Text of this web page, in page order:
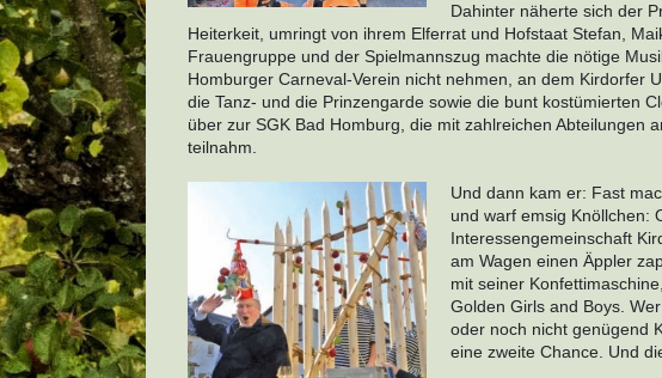
Dahinter näherte sich der
Heiterkeit, umringt von ihrem Elferrat und Hofstaat Stefan,
Frauengruppe und der Spielmannszug machte die nötige
Homburger Carneval-Verein nicht nehmen, an dem Kirdorfer
die Tanz- und die Prinzengarde sowie die bunt kostümierten
über zur SGK Bad Homburg, die mit zahlreichen
teilnahm.
Und dann kam er: Fast
und warf emsig Knöllchen:
Interessengemeinschaft
am Wagen einen Äppler
mit seiner
Golden Girls and Boys.
oder noch nicht genügend
eine zweite Chance. Und